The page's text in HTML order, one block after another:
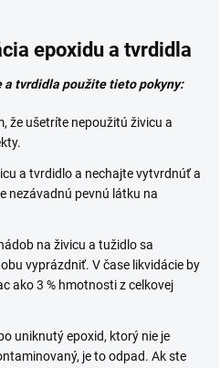
epoxidu a tvrdidla
tvrdidla použite tieto pokyny:
že ušetríte nepoužitú živicu a
a tvrdidlo a nechajte vytvrdnúť a
nezávadnú pevnú látku na
na živicu a tužidlo sa
vyprázdniť. V čase likvidácie by
ako 3 % hmotnosti z celkovej
uniknutý epoxid, ktorý nie je
je to odpad. Ak ste